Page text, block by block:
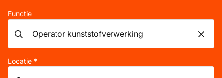
Functie
Locatie *